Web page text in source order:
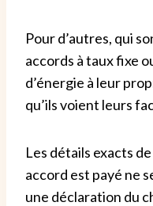
Pour d’autres, qui
accords à taux fixe
d’énergie à leur
qu’ils voient leurs
Les détails exacts
accord est payé ne
une déclaration du